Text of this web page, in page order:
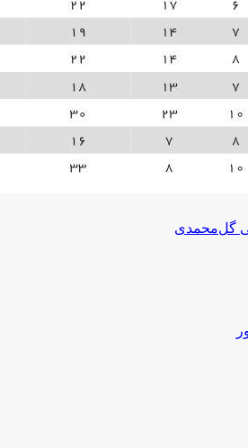
گل‌محمدی